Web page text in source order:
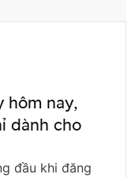
hôm nay,
dành cho
đầu khi đăng